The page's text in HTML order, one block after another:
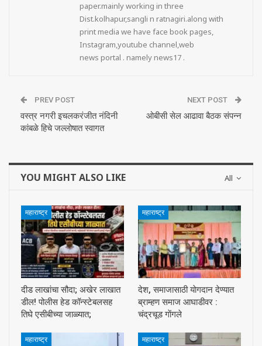
paper.mainly working in three
Dist.kolhapur,sangli n ratnagiri.along with
print media we have face book pages,
Instagram,youtube channel,web
news portal . namely news17 .
PREV POST
वस्त्र नगरी इचलकरंजीत नंदिनी
कांबळे हिचे जल्लोषात स्वागत
NEXT POST
ओबीसी सेल आढावा बैठक संपन्न
All
YOU MIGHT ALSO LIKE
महाराष्ट्र
दीड लाखांचा सौदा; अखेर लाखात
डील! पोलीस हेड कॉन्स्टेबलसह
तिघे एसीबीच्या जाळ्यात;
महाराष्ट्र
देश, समाजासाठी याेगदान देण्यात
ब्राम्हण समाज आघाडीवर :
चंद्रचूड गाेंगले
महाराष्ट्र महाराष्ट्र